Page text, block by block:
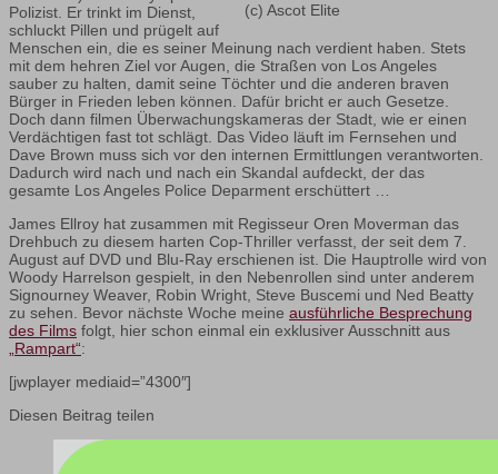
(c) Ascot Elite
Polizist. Er trinkt im Dienst,
schluckt Pillen und prügelt auf
Menschen ein, die es seiner Meinung nach verdient haben. Stets
mit dem hehren Ziel vor Augen, die Straßen von Los Angeles
sauber zu halten, damit seine Töchter und die anderen braven
Bürger in Frieden leben können. Dafür bricht er auch Gesetze.
Doch dann filmen Überwachungskameras der Stadt, wie er einen
Verdächtigen fast tot schlägt. Das Video läuft im Fernsehen und
Dave Brown muss sich vor den internen Ermittlungen verantworten.
Dadurch wird nach und nach ein Skandal aufdeckt, der das
gesamte Los Angeles Police Deparment erschüttert …
James Ellroy hat zusammen mit Regisseur Oren Moverman das
Drehbuch zu diesem harten Cop-Thriller verfasst, der seit dem 7.
August auf DVD und Blu-Ray erschienen ist. Die Hauptrolle wird von
Woody Harrelson gespielt, in den Nebenrollen sind unter anderem
Signourney Weaver, Robin Wright, Steve Buscemi und Ned Beatty
zu sehen. Bevor nächste Woche meine ausführliche Besprechung
des Films folgt, hier schon einmal ein exklusiver Ausschnitt aus
„Rampart“:
[jwplayer mediaid=”4300″]
Diesen Beitrag teilen